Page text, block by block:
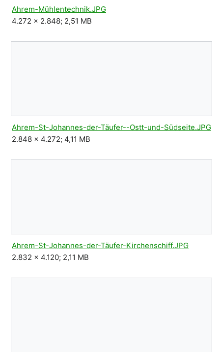
Ahrem-Mühlentechnik.JPG
4.272 × 2.848; 2,51 MB
Ahrem-St-Johannes-der-Täufer--Ostt-und-Südseite.JPG
2.848 × 4.272; 4,11 MB
Ahrem-St-Johannes-der-Täufer-Kirchenschiff.JPG
2.832 × 4.120; 2,11 MB